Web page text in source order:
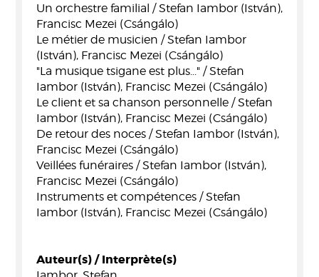
Un orchestre familial / Stefan Iambor (István),
Francisc Mezei (Csángálo)
Le métier de musicien / Stefan Iambor
(István), Francisc Mezei (Csángálo)
"La musique tsigane est plus..." / Stefan
Iambor (István), Francisc Mezei (Csángálo)
Le client et sa chanson personnelle / Stefan
Iambor (István), Francisc Mezei (Csángálo)
De retour des noces / Stefan Iambor (István),
Francisc Mezei (Csángálo)
Veillées funéraires / Stefan Iambor (István),
Francisc Mezei (Csángálo)
Instruments et compétences / Stefan
Iambor (István), Francisc Mezei (Csángálo)
Auteur(s) / Interprète(s)